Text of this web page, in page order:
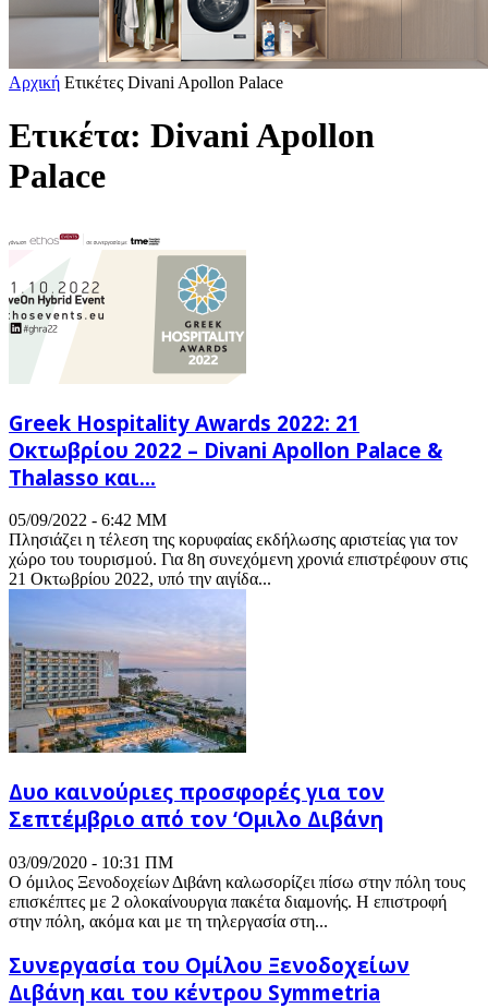
Αρχική Ετικέτες Divani Apollon Palace
Ετικέτα: Divani Apollon
Palace
Greek Hospitality Awards 2022: 21
Οκτωβρίου 2022 – Divani Apollon Palace &
Thalasso και...
05/09/2022 - 6:42 ΜΜ
Πλησιάζει η τέλεση της κορυφαίας εκδήλωσης αριστείας για τον
χώρο του τουρισμού. Για 8η συνεχόμενη χρονιά επιστρέφουν στις
21 Οκτωβρίου 2022, υπό την αιγίδα...
Δυο καινούριες προσφορές για τον
Σεπτέμβριο από τον ‘Ομιλο Διβάνη
03/09/2020 - 10:31 ΠΜ
Ο όμιλος Ξενοδοχείων Διβάνη καλωσορίζει πίσω στην πόλη τους
επισκέπτες με 2 ολοκαίνουργια πακέτα διαμονής. Η επιστροφή
στην πόλη, ακόμα και με τη τηλεργασία στη...
Συνεργασία του Ομίλου Ξενοδοχείων
Διβάνη και του κέντρου Symmetria